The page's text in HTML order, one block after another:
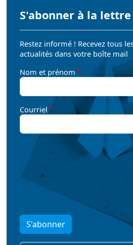
S'abonner à la lettre
Restez informé ! Recevez tous
actualités dans votre boîte mail
Nom et prénom
Courriel
S'abonner